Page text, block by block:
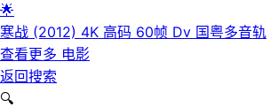
🌟
寒战 (2012) 4K 高码 60帧 Dv 国粤多音轨
查看更多 电影
返回搜索
🔍